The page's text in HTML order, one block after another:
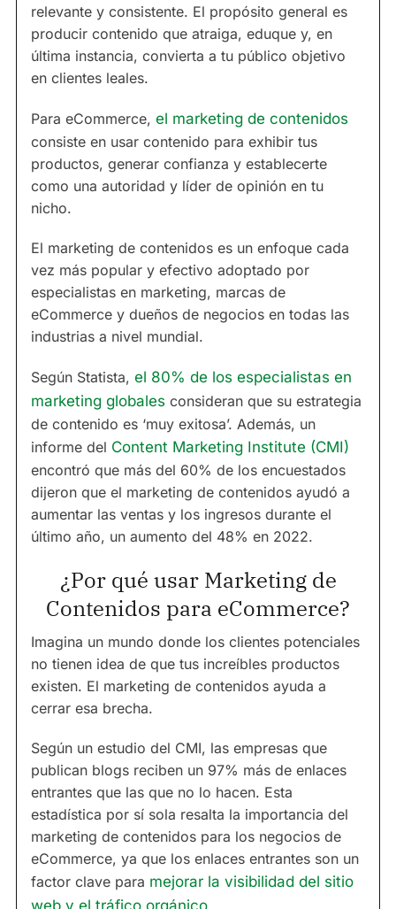
relevante y consistente. El propósito general es
producir contenido que atraiga, eduque y, en
última instancia, convierta a tu público objetivo
en clientes leales.
Para eCommerce, el marketing de contenidos
consiste en usar contenido para exhibir tus
productos, generar confianza y establecerte
como una autoridad y líder de opinión en tu
nicho.
El marketing de contenidos es un enfoque cada
vez más popular y efectivo adoptado por
especialistas en marketing, marcas de
eCommerce y dueños de negocios en todas las
industrias a nivel mundial.
Según Statista, el 80% de los especialistas en
marketing globales consideran que su estrategia
de contenido es ‘muy exitosa’. Además, un
informe del Content Marketing Institute (CMI)
encontró que más del 60% de los encuestados
dijeron que el marketing de contenidos ayudó a
aumentar las ventas y los ingresos durante el
último año, un aumento del 48% en 2022.
¿Por qué usar Marketing de
Contenidos para eCommerce?
Imagina un mundo donde los clientes potenciales
no tienen idea de que tus increíbles productos
existen. El marketing de contenidos ayuda a
cerrar esa brecha.
Según un estudio del CMI, las empresas que
publican blogs reciben un 97% más de enlaces
entrantes que las que no lo hacen. Esta
estadística por sí sola resalta la importancia del
marketing de contenidos para los negocios de
eCommerce, ya que los enlaces entrantes son un
factor clave para mejorar la visibilidad del sitio